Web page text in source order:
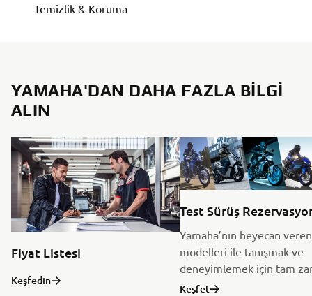
Temizlik & Koruma
YAMAHA'DAN DAHA FAZLA BILGI
ALIN
Fiyat Listesi
Keşfedin
Test Sürüş
Yamaha’nın heyecan veren
modelleri ile tanışmak ve
deneyimlemek için tam
Keşfet